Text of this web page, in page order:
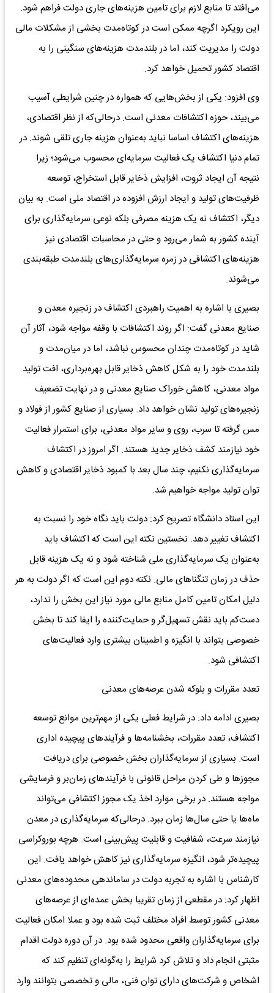
می‌افتد تا منابع لازم برای تامین هزینه‌های جاری دولت فراهم شود.
این رویکرد اگرچه ممکن است در کوتاه‌مدت بخشی از مشکلات مالی
دولت را مدیریت کند، اما در بلندمدت هزینه‌های سنگینی را به
اقتصاد کشور تحمیل خواهد کرد.
وی افزود: یکی از بخش‌هایی که همواره در چنین شرایطی آسیب
می‌بیند، حوزه اکتشافات معدنی است. درحالی‌که از نظر اقتصادی،
هزینه‌های اکتشاف اساسا نباید به‌عنوان هزینه جاری تلقی شوند. در
تمام دنیا اکتشاف یک فعالیت سرمایه‌ای محسوب می‌شود؛ زیرا
نتیجه آن ایجاد ثروت، افزایش ذخایر قابل استخراج، توسعه
ظرفیت‌های تولید و ایجاد ارزش افزوده در اقتصاد ملی است. به بیان
دیگر، اکتشاف نه یک هزینه مصرفی بلکه نوعی سرمایه‌گذاری برای
آینده کشور به شمار می‌رود و حتی در محاسبات اقتصادی نیز
هزینه‌های اکتشافی در زمره سرمایه‌گذاری‌های بلندمدت طبقه‌بندی
می‌شوند.
بصیری با اشاره به اهمیت راهبردی اکتشاف در زنجیره معدن و
صنایع معدنی گفت: اگر روند اکتشافات با وقفه مواجه شود، آثار آن
شاید در کوتاه‌مدت چندان محسوس نباشد، اما در میان‌مدت و
بلندمدت خود را به شکل کاهش ذخایر قابل بهره‌برداری، افت تولید
مواد معدنی، کاهش خوراک صنایع معدنی و در نهایت تضعیف
زنجیره‌های تولید نشان خواهد داد. بسیاری از صنایع کشور از فولاد و
مس گرفته تا سرب، روی و سایر مواد معدنی، برای استمرار فعالیت
خود نیازمند کشف ذخایر جدید هستند. اگر امروز در اکتشاف
سرمایه‌گذاری نکنیم، چند سال بعد با کمبود ذخایر اقتصادی و کاهش
توان تولید مواجه خواهیم شد.
این استاد دانشگاه تصریح کرد: دولت باید نگاه خود را نسبت به
اکتشاف تغییر دهد. نخستین نکته این است که اکتشاف باید
به‌عنوان یک سرمایه‌گذاری ملی شناخته شود و نه یک هزینه قابل
حذف در زمان تنگناهای مالی. نکته دوم این است که اگر دولت به هر
دلیل امکان تامین کامل منابع مالی مورد نیاز این بخش را ندارد،
دست‌کم باید نقش تسهیل‌گر و حمایت‌کننده را ایفا کند تا بخش
خصوصی بتواند با انگیزه و اطمینان بیشتری وارد فعالیت‌های
اکتشافی شود.
تعدد مقررات و بلوکه شدن عرصه‌های معدنی
بصیری ادامه داد: در شرایط فعلی یکی از مهم‌ترین موانع توسعه
اکتشاف، تعدد مقررات، بخشنامه‌ها و فرآیندهای پیچیده اداری
است. بسیاری از سرمایه‌گذاران بخش خصوصی برای دریافت
مجوزها و طی کردن مراحل قانونی با فرآیندهای زمان‌بر و فرسایشی
مواجه هستند. در برخی موارد اخذ یک مجوز اکتشافی می‌تواند
ماه‌ها یا حتی سال‌ها زمان ببرد. درحالی‌که سرمایه‌گذاری در معدن
نیازمند سرعت، شفافیت و قابلیت پیش‌بینی است. هرچه بوروکراسی
پیچیده‌تر شود، انگیزه سرمایه‌گذاری نیز کاهش خواهد یافت. این
کارشناس با اشاره به تجربه دولت در ساماندهی محدوده‌های معدنی
اظهار کرد: در مقطعی از زمان تقریبا بخش عمده‌ای از عرصه‌های
معدنی کشور توسط افراد مختلف ثبت شده بود و عملا امکان فعالیت
برای سرمایه‌گذاران واقعی محدود شده بود. در آن دوره دولت اقدام
مثبتی انجام داد و تلاش کرد شرایط را به‌گونه‌ای تنظیم کند که
اشخاص و شرکت‌های دارای توان فنی، مالی و تخصصی بتوانند وارد